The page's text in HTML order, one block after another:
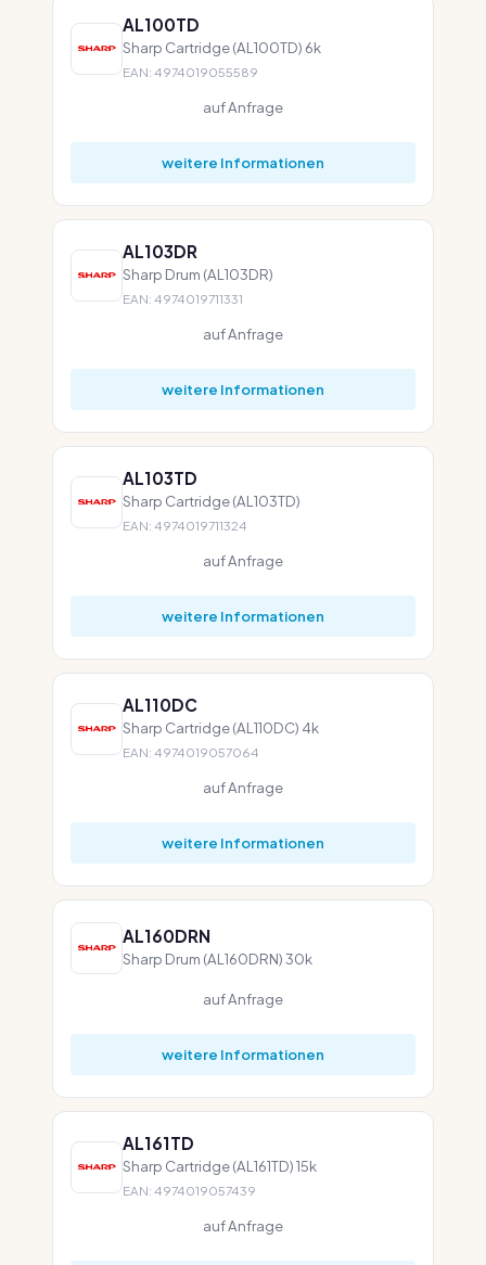
AL100TD
Sharp Cartridge (AL100TD) 6k
EAN: 4974019055589
auf Anfrage
weitere Informationen
AL103DR
Sharp Drum (AL103DR)
EAN: 4974019711331
auf Anfrage
weitere Informationen
AL103TD
Sharp Cartridge (AL103TD)
EAN: 4974019711324
auf Anfrage
weitere Informationen
AL110DC
Sharp Cartridge (AL110DC) 4k
EAN: 4974019057064
auf Anfrage
weitere Informationen
AL160DRN
Sharp Drum (AL160DRN) 30k
auf Anfrage
weitere Informationen
AL161TD
Sharp Cartridge (AL161TD) 15k
EAN: 4974019057439
auf Anfrage